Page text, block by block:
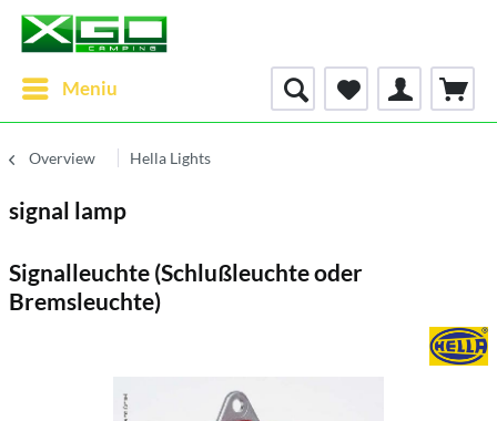
Meniu
Overview Hella Lights
signal lamp
Signalleuchte (Schlußleuchte oder
Bremsleuchte)